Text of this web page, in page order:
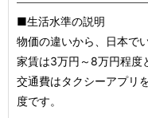
■生活水準の説明
物価の違いから、日本で
家賃は3万円～8万円程度
交通費はタクシーアプリ
度です。